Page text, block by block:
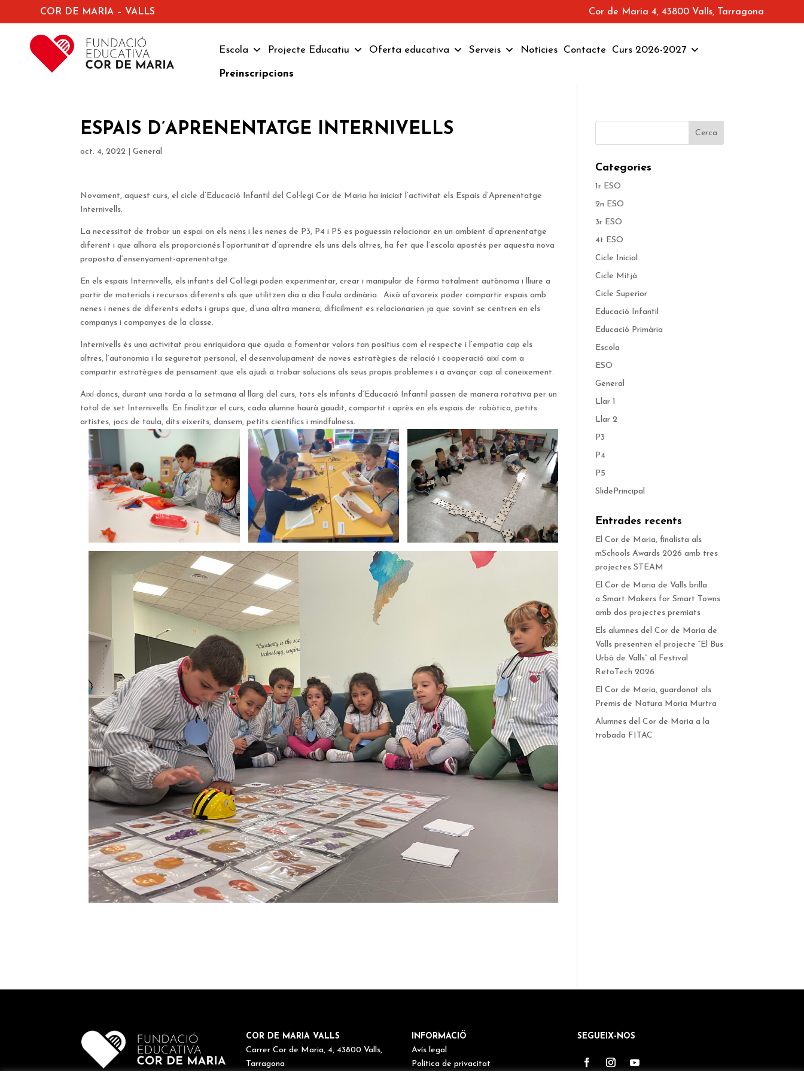
COR DE MARIA – VALLS Cor de Maria 4, 43800 Valls, Tarragona
Escola Projecte Educatiu Oferta educativa Serveis Notícies Contacte Curs 2026-2027
Preinscripcions
ESPAIS D’APRENENTATGE INTERNIVELLS
oct. 4, 2022 |General
Novament, aquest curs, el cicle d’Educació Infantil del Col·legi Cor de Maria ha iniciat l’activitat els Espais d’Aprenentatge
Internivells.
La necessitat de trobar un espai on els nens i les nenes de P3, P4 i P5 es poguessin relacionar en un ambient d’aprenentatge
diferent i que alhora els proporcionés l’oportunitat d’aprendre els uns dels altres, ha fet que l’escola apostés per aquesta nova
proposta d’ensenyament-aprenentatge.
En els espais Internivells, els infants del Col·legi poden experimentar, crear i manipular de forma totalment autònoma i lliure a
partir de materials i recursos diferents als que utilitzen dia a dia l’aula ordinària. Això afavoreix poder compartir espais amb
nenes i nenes de diferents edats i grups que, d’una altra manera, difícilment es relacionarien ja que sovint se centren en els
companys i companyes de la classe.
Internivells és una activitat prou enriquidora que ajuda a fomentar valors tan positius com el respecte i l’empatia cap els
altres, l’autonomia i la seguretat personal, el desenvolupament de noves estratègies de relació i cooperació així com a
compartir estratègies de pensament que els ajudi a trobar solucions als seus propis problemes i a avançar cap al coneixement.
Així doncs, durant una tarda a la setmana al llarg del curs, tots els infants d’Educació Infantil passen de manera rotativa per un
total de set Internivells. En finalitzar el curs, cada alumne haurà gaudit, compartit i après en els espais de: robòtica, petits
artistes, jocs de taula, dits eixerits, dansem, petits científics i mindfulness.
Categories
1r ESO
2n ESO
3r ESO
4t ESO
Cicle Inicial
Cicle Mitjà
Cicle Superior
Educació Infantil
Educació Primària
Escola
ESO
General
Llar 1
Llar 2
P3
P4
P5
SlidePrincipal
Entrades recents
El Cor de Maria, finalista als
mSchools Awards 2026 amb tres
projectes STEAM
El Cor de Maria de Valls brilla
a Smart Makers for Smart Towns
amb dos projectes premiats
Els alumnes del Cor de Maria de
Valls presenten el projecte “El Bus
Urbà de Valls” al Festival
RetoTech 2026
El Cor de Maria, guardonat als
Premis de Natura Maria Murtra
Alumnes del Cor de Maria a la
trobada FITAC
COR DE MARIA VALLS
Carrer Cor de Maria, 4, 43800 Valls,
Tarragona
INFORMACIÖ
Avís legal
Política de privacitat
SEGUEIX-NOS